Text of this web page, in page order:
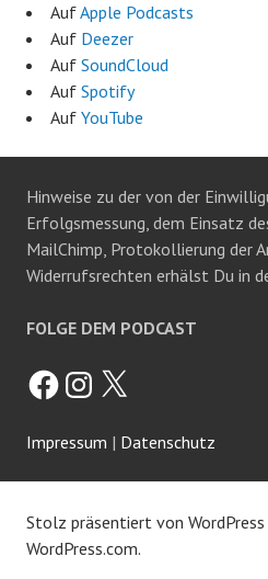
AufApple Podcasts
Auf Deezer
Auf SoundCloud
Auf Spotify
Auf YouTube
Hinweise zu der von der
Erfolgsmessung, dem Einsatz
MailChimp, Protokollierung der
Widerrufsrechten erhälst Du in
FOLGE DEM PODCAST
FacebookInstagram
X
Impressum | Datenschutz
Stolz präsentiert von WordPress
WordPress.com.